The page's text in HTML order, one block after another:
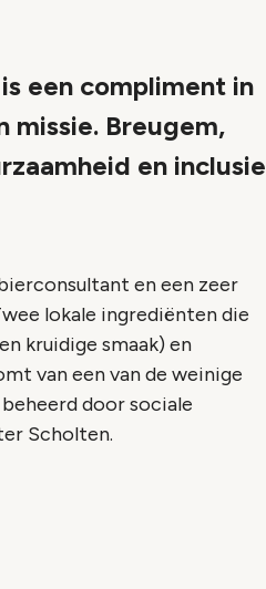
een compliment in
missie. Breugem,
en inclusie
en een zeer
lokale ingrediënten die
kruidige smaak) en
van een van de weinige
door sociale
Scholten.